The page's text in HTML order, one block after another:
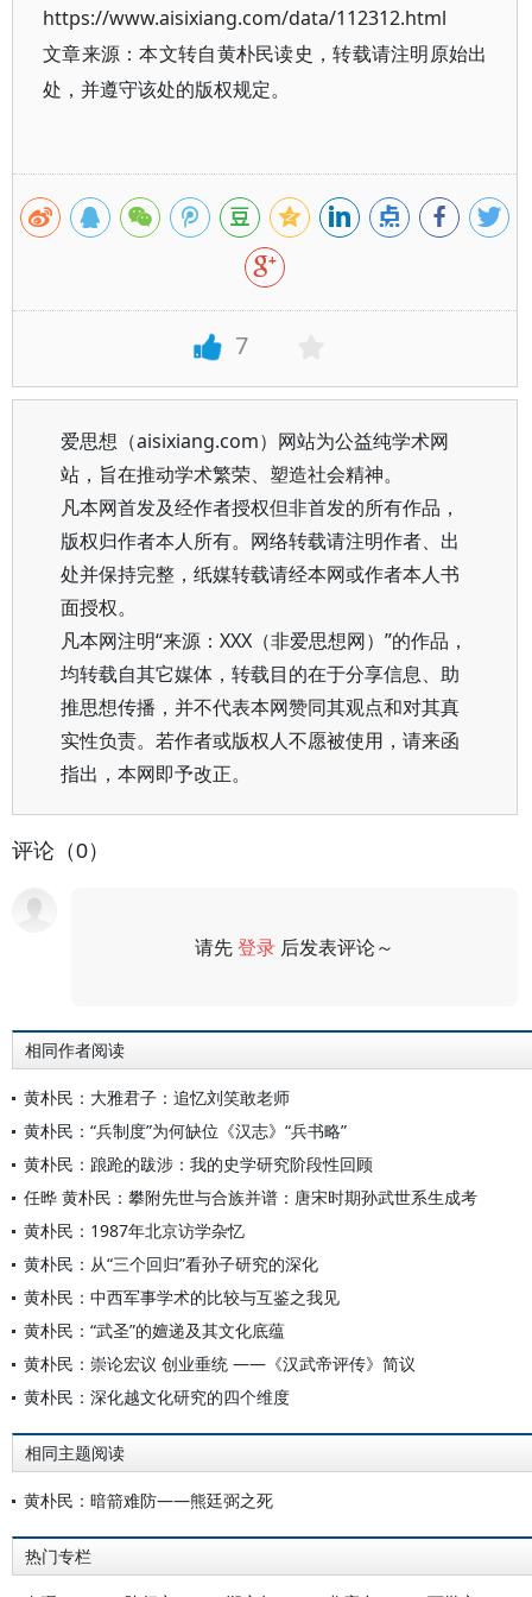
https://www.aisixiang.com/data/112312.html
文章来源：本文转自黄朴民读史，转载请注明原始出
处，并遵守该处的版权规定。
7
爱思想（aisixiang.com）网站为公益纯学术网
站，旨在推动学术繁荣、塑造社会精神。
凡本网首发及经作者授权但非首发的所有作品，
版权归作者本人所有。网络转载请注明作者、出
处并保持完整，纸媒转载请经本网或作者本人书
面授权。
凡本网注明“来源：XXX（非爱思想网）”的作品，
均转载自其它媒体，转载目的在于分享信息、助
推思想传播，并不代表本网赞同其观点和对其真
实性负责。若作者或版权人不愿被使用，请来函
指出，本网即予改正。
评论（0）
请先登录 后发表评论～
相同作者阅读
黄朴民：大雅君子：追忆刘笑敢老师
黄朴民：“兵制度”为何缺位《汉志》“兵书略”
黄朴民：踉跄的跋涉：我的史学研究阶段性回顾
任晔 黄朴民：攀附先世与合族并谱：唐宋时期孙武世系生成考
黄朴民：1987年北京访学杂忆
黄朴民：从“三个回归”看孙子研究的深化
黄朴民：中西军事学术的比较与互鉴之我见
黄朴民：“武圣”的嬗递及其文化底蕴
黄朴民：崇论宏议 创业垂统 ——《汉武帝评传》简议
黄朴民：深化越文化研究的四个维度
相同主题阅读
黄朴民：暗箭难防——熊廷弼之死
热门专栏